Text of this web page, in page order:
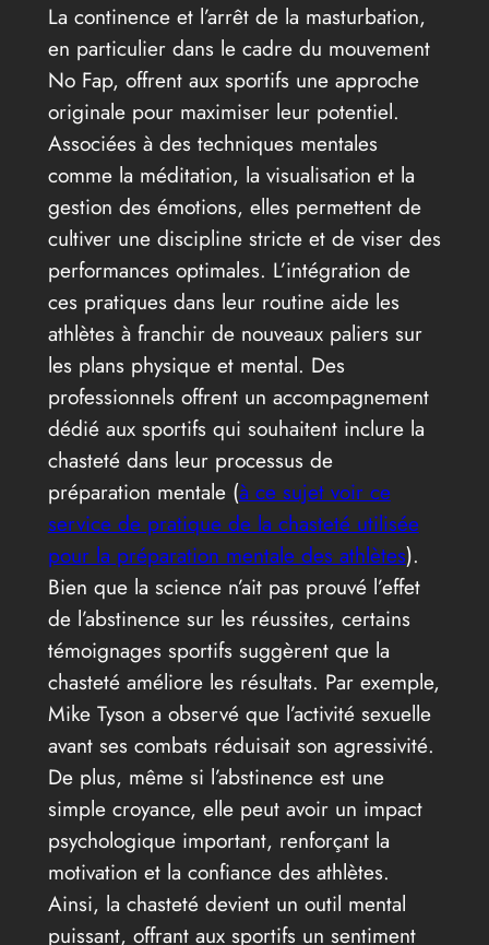
La continence et l’arrêt de la masturbation,
en particulier dans le cadre du mouvement
No Fap, offrent aux sportifs une approche
originale pour maximiser leur potentiel.
Associées à des techniques mentales
comme la méditation, la visualisation et la
gestion des émotions, elles permettent de
cultiver une discipline stricte et de viser des
performances optimales. L’intégration de
ces pratiques dans leur routine aide les
athlètes à franchir de nouveaux paliers sur
les plans physique et mental. Des
professionnels offrent un accompagnement
dédié aux sportifs qui souhaitent inclure la
chasteté dans leur processus de
préparation mentale (à ce sujet voir ce
service de pratique de la chasteté utilisée
pour la préparation mentale des athlètes).
Bien que la science n’ait pas prouvé l’effet
de l’abstinence sur les réussites, certains
témoignages sportifs suggèrent que la
chasteté améliore les résultats. Par exemple,
Mike Tyson a observé que l’activité sexuelle
avant ses combats réduisait son agressivité.
De plus, même si l’abstinence est une
simple croyance, elle peut avoir un impact
psychologique important, renforçant la
motivation et la confiance des athlètes.
Ainsi, la chasteté devient un outil mental
puissant, offrant aux sportifs un sentiment